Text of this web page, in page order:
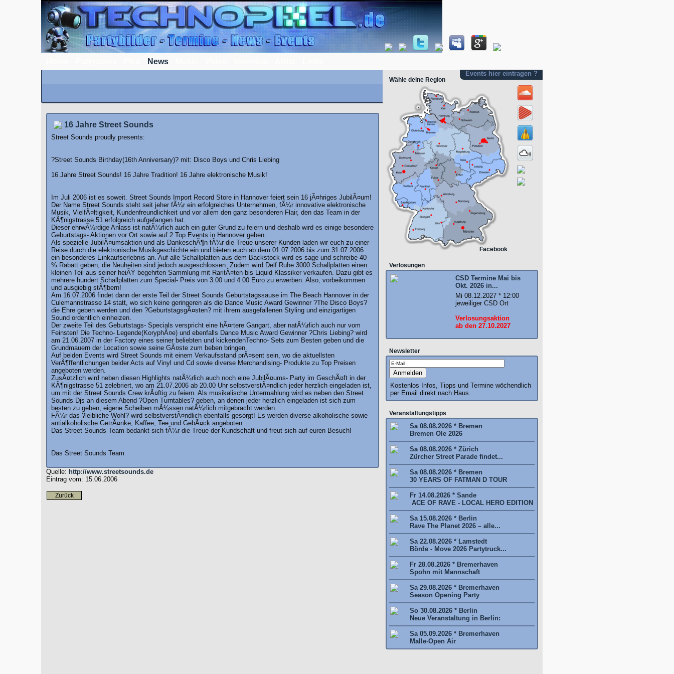
News
Events hier eintragen ?
Wähle deine Region
Facebook
Verlosungen
CSD Termine Mai bis
Okt. 2026 in...
Mi 08.12.2027 * 12:00
jeweiliger CSD Ort
Verlosungsaktion
ab den 27.10.2027
Newsletter
Kostenlos Infos, Tipps und Termine wöchendlich
per Email direkt nach Haus.
Veranstaltungstipps
Sa 08.08.2026 * Bremen
Bremen Ole 2026
Sa 08.08.2026 * Zürich
Zürcher Street Parade findet...
Sa 08.08.2026 * Bremen
30 YEARS OF FATMAN D TOUR
Fr 14.08.2026 * Sande
ACE OF RAVE - LOCAL HERO EDITION
Sa 15.08.2026 * Berlin
Rave The Planet 2026 – alle...
Sa 22.08.2026 * Lamstedt
Börde - Move 2026 Partytruck...
Fr 28.08.2026 * Bremerhaven
Spohn mit Mannschaft
Sa 29.08.2026 * Bremerhaven
Season Opening Party
So 30.08.2026 * Berlin
Neue Veranstaltung in Berlin:
Sa 05.09.2026 * Bremerhaven
Malle-Open Air
16 Jahre Street Sounds
Street Sounds proudly presents:
?Street Sounds Birthday(16th Anniversary)? mit: Disco Boys und Chris Liebing
16 Jahre Street Sounds! 16 Jahre Tradition! 16 Jahre elektronische Musik!
Im Juli 2006 ist es soweit. Street Sounds Import Record Store in Hannover feiert sein 16 jÃ¤hriges JubilÃ¤um!
Der Name Street Sounds steht seit jeher fÃ¼r ein erfolgreiches Unternehmen, fÃ¼r innovative elektronische
Musik, VielfÃ¤ltigkeit, Kundenfreundlichkeit und vor allem den ganz besonderen Flair, den das Team in der
KÃ¶nigstrasse 51 erfolgreich aufgefangen hat.
Dieser ehrwÃ¼rdige Anlass ist natÃ¼rlich auch ein guter Grund zu feiern und deshalb wird es einige besondere
Geburtstags- Aktionen vor Ort sowie auf 2 Top Events in Hannover geben.
Als spezielle JubilÃ¤umsaktion und als DankeschÃ¶n fÃ¼r die Treue unserer Kunden laden wir euch zu einer
Reise durch die elektronische Musikgeschichte ein und bieten euch ab dem 01.07.2006 bis zum 31.07.2006
ein besonderes Einkaufserlebnis an. Auf alle Schallplatten aus dem Backstock wird es sage und schreibe 40
% Rabatt geben, die Neuheiten sind jedoch ausgeschlossen. Zudem wird Delf Ruhe 3000 Schallplatten einen
kleinen Teil aus seiner heiÃŸ begehrten Sammlung mit RaritÃ¤ten bis Liquid Klassiker verkaufen. Dazu gibt es
mehrere hundert Schallplatten zum Special- Preis von 3.00 und 4.00 Euro zu erwerben. Also, vorbeikommen
und ausgiebig stÃ¶bern!
Am 16.07.2006 findet dann der erste Teil der Street Sounds Geburtstagssause im The Beach Hannover in der
Culemannstrasse 14 statt, wo sich keine geringeren als die Dance Music Award Gewinner ?The Disco Boys?
die Ehre geben werden und den ?GeburtstagsgÃ¤sten? mit ihrem ausgefallenen Styling und einzigartigen
Sound ordentlich einheizen.
Der zweite Teil des Geburtstags- Specials verspricht eine hÃ¤rtere Gangart, aber natÃ¼rlich auch nur vom
Feinsten! Die Techno- Legende(KoryphÃ¤e) und ebenfalls Dance Music Award Gewinner ?Chris Liebing? wird
am 21.06.2007 in der Factory eines seiner beliebten und kickendenTechno- Sets zum Besten geben und die
Grundmauern der Location sowie seine GÃ¤ste zum beben bringen.
Auf beiden Events wird Street Sounds mit einem Verkaufsstand prÃ¤sent sein, wo die aktuellsten
VerÃ¶ffentlichungen beider Acts auf Vinyl und Cd sowie diverse Merchandising- Produkte zu Top Preisen
angeboten werden.
ZusÃ¤tzlich wird neben diesen Highlights natÃ¼rlich auch noch eine JubilÃ¤ums- Party im GeschÃ¤ft in der
KÃ¶nigstrasse 51 zelebriert, wo am 21.07.2006 ab 20.00 Uhr selbstverstÃ¤ndlich jeder herzlich eingeladen ist,
um mit der Street Sounds Crew krÃ¤ftig zu feiern. Als musikalische Untermahlung wird es neben den Street
Sounds Djs an diesem Abend ?Open Turntables? geben, an denen jeder herzlich eingeladen ist sich zum
besten zu geben, eigene Scheiben mÃ¼ssen natÃ¼rlich mitgebracht werden.
FÃ¼r das ?leibliche Wohl? wird selbstverstÃ¤ndlich ebenfalls gesorgt! Es werden diverse alkoholische sowie
antialkoholische GetrÃ¤nke, Kaffee, Tee und GebÃ¤ck angeboten.
Das Street Sounds Team bedankt sich fÃ¼r die Treue der Kundschaft und freut sich auf euren Besuch!
Das Street Sounds Team
Quelle: http://www.streetsounds.de
Eintrag vom: 15.06.2006